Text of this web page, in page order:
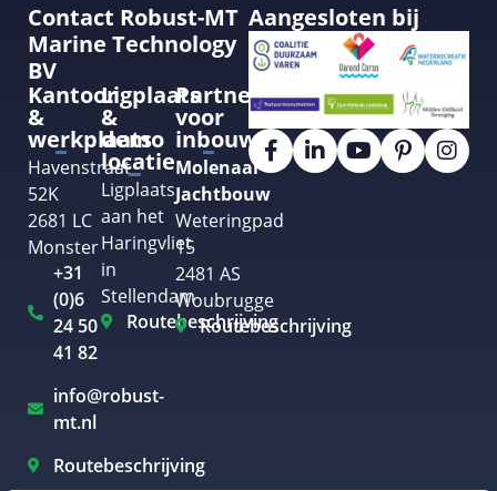
Contact Robust-MT
Marine Technology
BV
Kantoor
&
werkplaats
Havenstraat
52K
2681 LC
Monster
+31
(0)6
24 50
41 82
info@robust-
mt.nl
Routebeschrijving
Ligplaats
&
demo
locatie
Ligplaats
aan het
Haringvliet
in
Stellendam
Routebeschrijving
Partner
voor
inbouw
Molenaar
Jachtbouw
Weteringpad
15
2481 AS
Woubrugge
Routebeschrijving
Aangesloten bij